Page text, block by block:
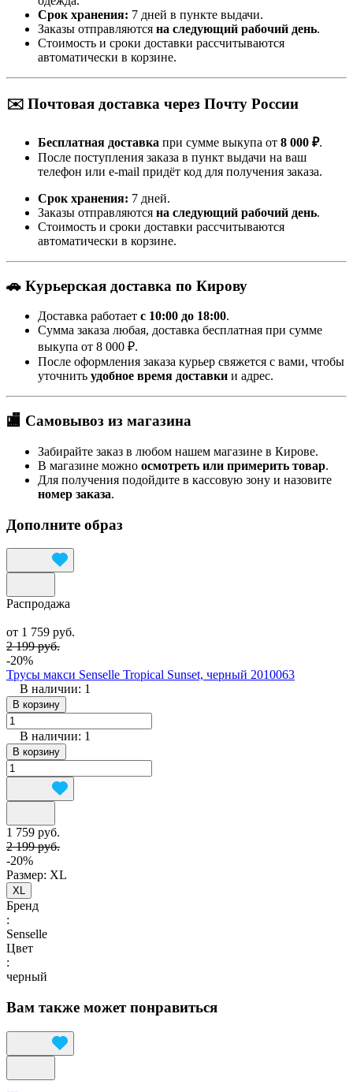
Срок хранения: 7 дней в пункте выдачи.
Заказы отправляются на следующий рабочий день.
Стоимость и сроки доставки рассчитываются
автоматически в корзине.
✉️ Почтовая доставка через Почту России
Бесплатная доставка при сумме выкупа от 8 000 ₽.
После поступления заказа в пункт выдачи на ваш
телефон или e-mail придёт код для получения заказа.
Срок хранения: 7 дней.
Заказы отправляются на следующий рабочий день.
Стоимость и сроки доставки рассчитываются
автоматически в корзине.
🚗 Курьерская доставка по Кирову
Доставка работает с 10:00 до 18:00.
Сумма заказа любая, доставка бесплатная при сумме
выкупа от 8 000 ₽.
После оформления заказа курьер свяжется с вами, чтобы
уточнить удобное время доставки и адрес.
🏬 Самовывоз из магазина
Забирайте заказ в любом нашем магазине в Кирове.
В магазине можно осмотреть или примерить товар.
Для получения подойдите в кассовую зону и назовите
номер заказа.
Дополните образ
Распродажа
от 1 759 руб.
2 199 руб.
-20%
Трусы макси Senselle Tropical Sunset, черный 2010063
В наличии: 1
В корзину
В наличии: 1
В корзину
1 759 руб.
2 199 руб.
-20%
Размер: XL
XL
Бренд
:
Senselle
Цвет
:
черный
Вам также может понравиться